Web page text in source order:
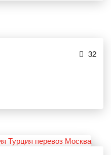
32